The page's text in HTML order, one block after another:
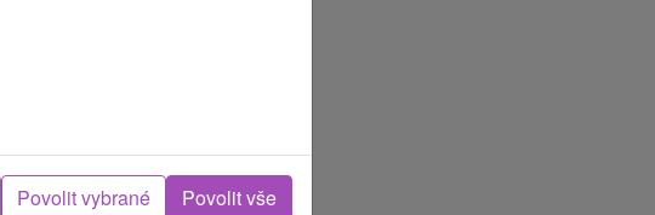
Povolit vybrané Povolit vše